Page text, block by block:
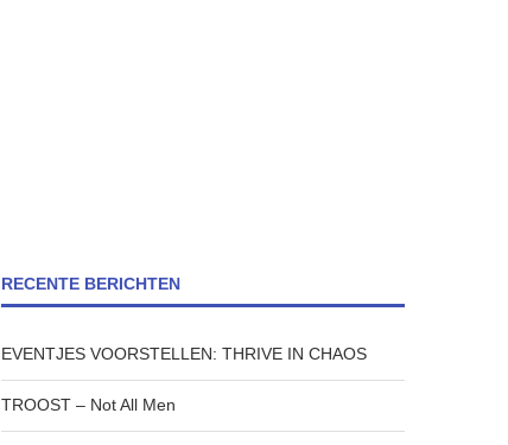
RECENTE BERICHTEN
EVENTJES VOORSTELLEN: THRIVE IN CHAOS
TROOST – Not All Men